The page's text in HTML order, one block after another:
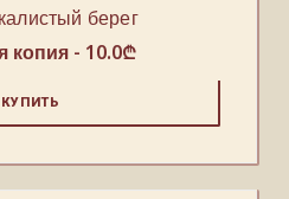
берег
копия - 10.0₾
КУПИТЬ